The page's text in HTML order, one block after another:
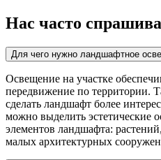
Нас часто
Для чего нужно ландшафтное
Освещение на участке
передвижение по территории.
сделать ландшафт более
можно выделить эстетические
элементов ландшафта:
малых архитектурных